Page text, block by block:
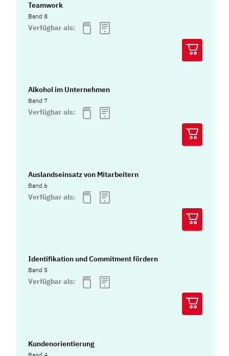
Teamwork
Band 8
Verfügbar als:
Alkohol im Unternehmen
Band 7
Verfügbar als:
Auslandseinsatz von Mitarbeitern
Band 6
Verfügbar als:
Identifikation und Commitment fördern
Band 5
Verfügbar als:
Kundenorientierung